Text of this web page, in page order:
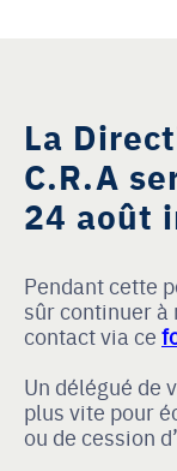
La
C.R.A
24 août
Pendant cette
sûr continuer à
contact via ce
Un délégué de
plus vite pour
ou de cession